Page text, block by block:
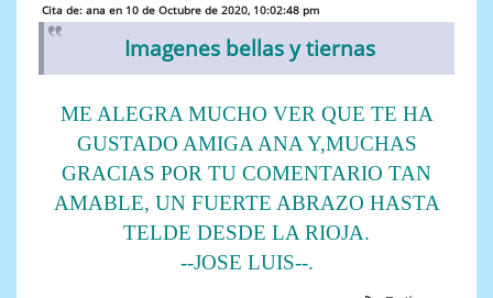
Cita de: ana en 10 de Octubre de 2020, 10:02:48 pm
Imagenes bellas y tiernas
ME ALEGRA MUCHO VER QUE TE HA
GUSTADO AMIGA ANA Y,MUCHAS
GRACIAS POR TU COMENTARIO TAN
AMABLE, UN FUERTE ABRAZO HASTA
TELDE DESDE LA RIOJA.
--JOSE LUIS--.